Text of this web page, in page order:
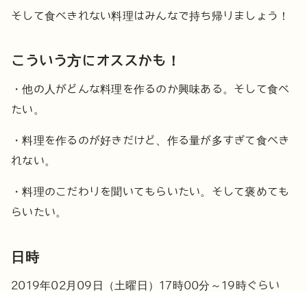
そして食べきれない料理はみんなで持ち帰りましょう！
こういう方にオススかも！
・他の人がどんな料理を作るのか興味ある。そして食べ
たい。
・料理を作るのが好きだけど、作る量が多すぎて食べき
れない。
・料理のこだわりを聞いてもらいたい。そして褒めても
らいたい。
日時
2019年02月09日（土曜日）17時00分～19時ぐらい